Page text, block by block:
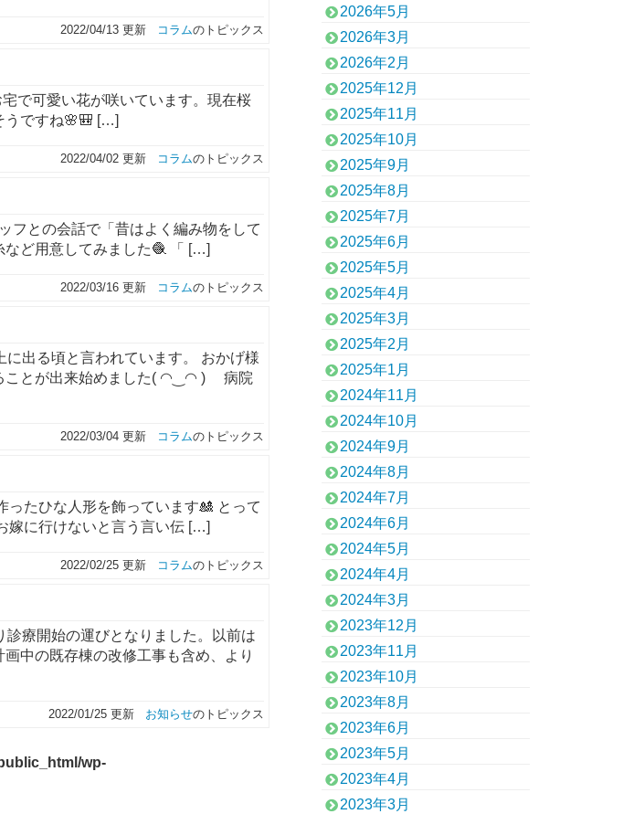
2022/04/13 更新 コラムのトピックス
で可愛い花が咲いています。現在桜
うですね🌸🎒 […]
2022/04/02 更新 コラムのトピックス
との会話で「昔はよく編み物をして
など用意してみました🧶 「 […]
2022/03/16 更新 コラムのトピックス
出る頃と言われています。 おかげ様
ことが出来始めました( ◠‿◠ ) 病院
2022/03/04 更新 コラムのトピックス
たひな人形を飾っています🎎 とって
嫁に行けないと言う言い伝 […]
2022/02/25 更新 コラムのトピックス
療開始の運びとなりました。以前は
中の既存棟の改修工事も含め、より
2022/01/25 更新 お知らせのトピックス
wp-
2026年5月
2026年3月
2026年2月
2025年12月
2025年11月
2025年10月
2025年9月
2025年8月
2025年7月
2025年6月
2025年5月
2025年4月
2025年3月
2025年2月
2025年1月
2024年11月
2024年10月
2024年9月
2024年8月
2024年7月
2024年6月
2024年5月
2024年4月
2024年3月
2023年12月
2023年11月
2023年10月
2023年8月
2023年6月
2023年5月
2023年4月
2023年3月